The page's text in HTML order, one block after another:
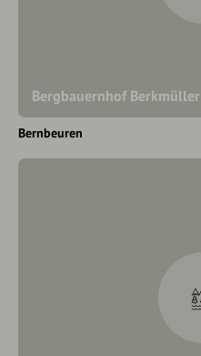
Bergbauernhof Berkmüller
Bernbeuren